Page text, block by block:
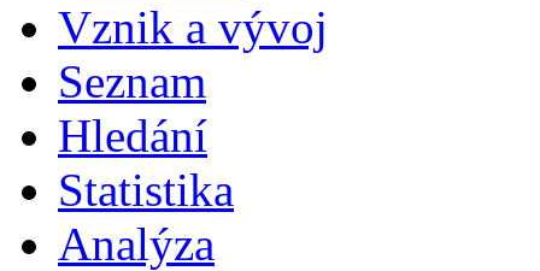
Vznik a vývoj
Seznam
Hledání
Statistika
Analýza